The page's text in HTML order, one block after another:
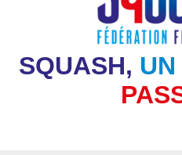
SQUASH, UN